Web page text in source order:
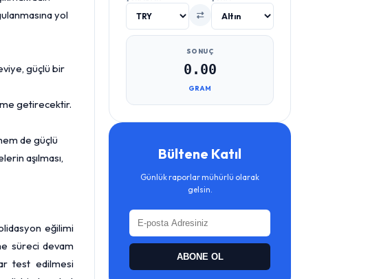
yol
güçlü bir
getirecektir.
de güçlü
aşılması,
eğilimi
süreci devam
test edilmesi
SONUÇ
0.00
GRAM
Bültene Katıl
Günlük raporlar mühürlü olarak
gelsin.
ABONE OL